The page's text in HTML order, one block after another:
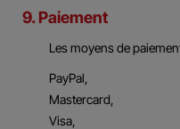
9. Paiement
Les moyens de
PayPal,
Mastercard,
Visa,